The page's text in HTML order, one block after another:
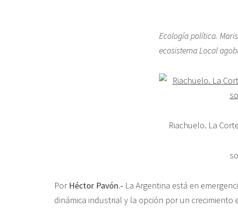
Ecología política.
ecosistema Local
Riachuelo. La
Por Héctor Pavón.- La Argentina está en
dinámica industrial y la opción por un